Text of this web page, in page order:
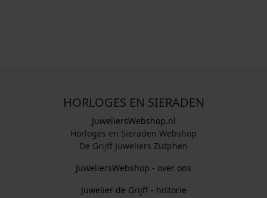
HORLOGES EN SIERADEN
JuweliersWebshop.nl
Horloges en Sieraden Webshop
De Grijff Juweliers Zutphen
JuweliersWebshop - over ons
Juwelier de Grijff - historie